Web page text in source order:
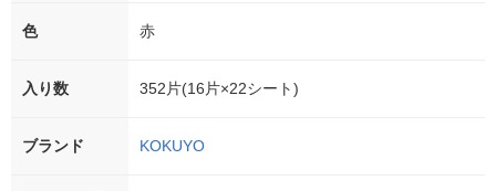
色 赤
入り数 352片(16片×22シート)
ブランド KOKUYO